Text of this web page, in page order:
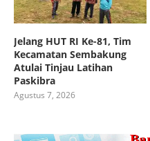
Jelang HUT RI Ke-81, Tim
Kecamatan Sembakung
Atulai Tinjau Latihan
Paskibra
Agustus 7, 2026